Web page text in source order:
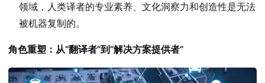
领域，人类译者的专业素养、文化洞察力和创造性是无法
被机器复制的。
角色重塑：从“翻译者”到“解决方案提供者”